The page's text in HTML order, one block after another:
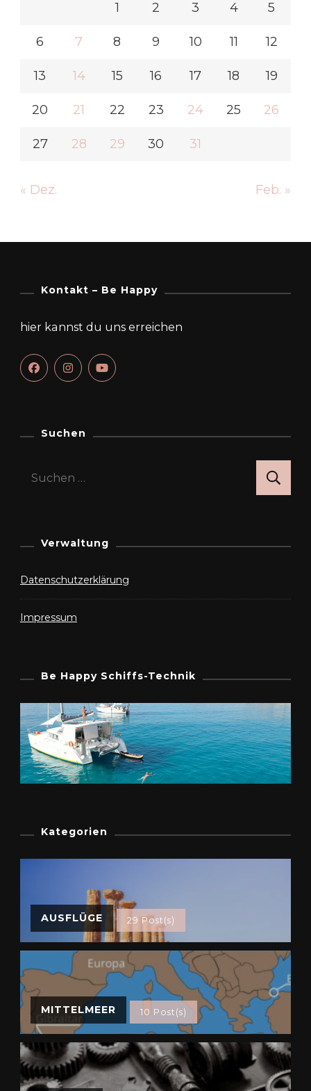
1 2 3 4 5
6 7 8 9 10 11 12
13 14 15 16 17 18 19
20 21 22 23 24 25 26
27 28 29 30 31
« Dez. Feb. »
Kontakt – Be Happy
hier kannst du uns erreichen
Suchen
Suchen
Verwaltung
Datenschutzerklärung
Impressum
Be Happy Schiffs-Technik
Kategorien
AUSFLÜGE 29 Post(s)
MITTELMEER 10 Post(s)